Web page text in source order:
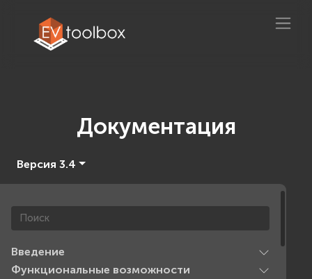
Документация
Версия 3.4
Введение
Функциональные возможности